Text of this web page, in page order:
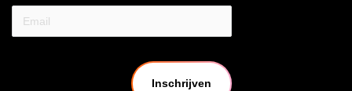
Inschrijven